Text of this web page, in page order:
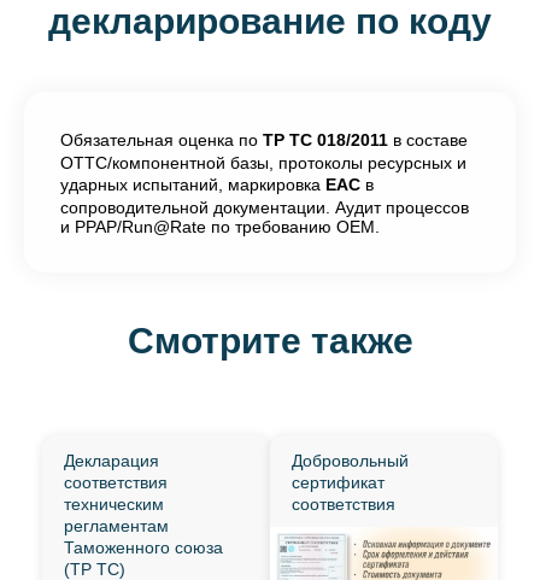
декларирование по коду
Обязательная оценка по ТР ТС 018/2011 в составе
ОТТС/компонентной базы, протоколы ресурсных и
ударных испытаний, маркировка EAC в
сопроводительной документации. Аудит процессов
и PPAP/Run@Rate по требованию OEM.
Смотрите также
Декларация
соответствия
техническим
регламентам
Таможенного союза
(ТР ТС)
Добровольный
сертификат
соответствия